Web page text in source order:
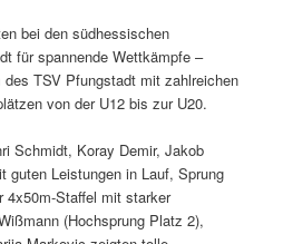
bei den südhessischen
für spannende Wettkämpfe –
TSV Pfungstadt mit zahlreichen
von der U12 bis zur U20.
Schmidt, Koray Demir, Jakob
guten Leistungen in Lauf, Sprung
4x50m-Staffel mit starker
(Hochsprung Platz 2),